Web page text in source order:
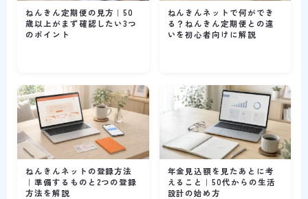
ねんきん定期便の見方｜50
歳以上がまず確認したい3つ
のポイント
ねんきんネットで何ができ
る？ねんきん定期便との違
いを初心者向けに解説
ねんきんネットの登録方法
｜準備するものと2つの登録
方法を解説
年金見込額を見たあとに考
えること｜50代からの生活
設計の始め方